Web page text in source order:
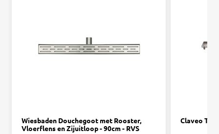
Wiesbaden Douchegoot met Rooster,
Vloerflens en Zijuitloop - 90cm - RVS
Claveo